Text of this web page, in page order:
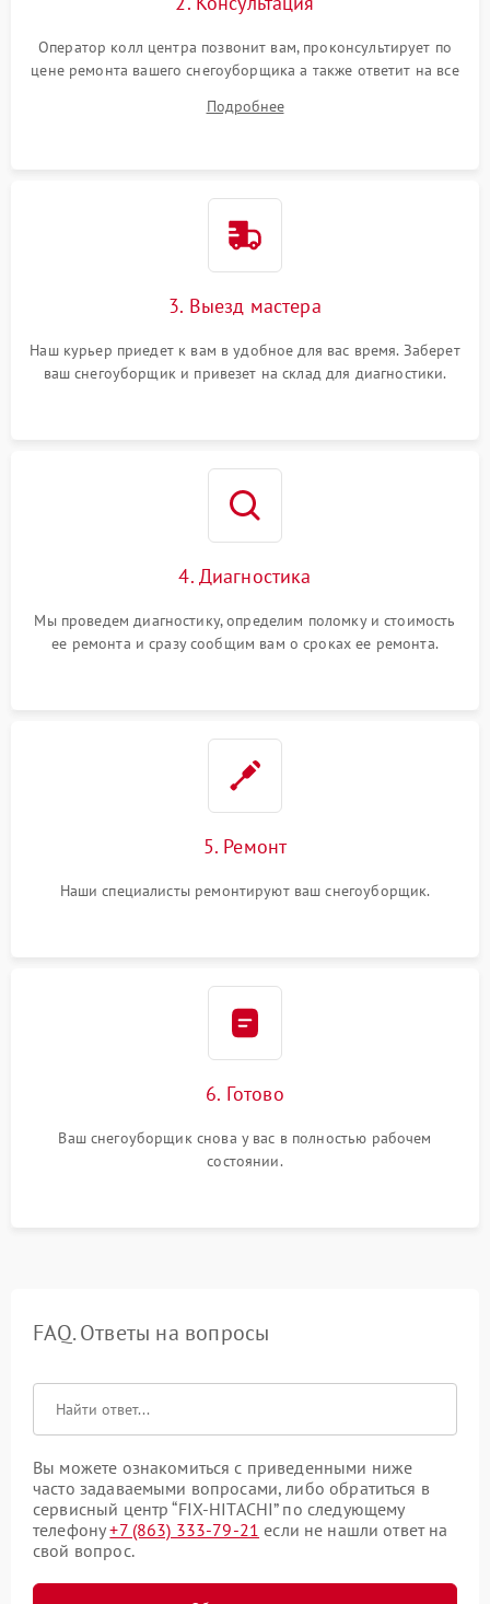
Оператор колл центра позвонит вам, проконсультирует по
цене ремонта вашего снегоуборщика а также ответит на все
Подробнее
3. Выезд мастера
Наш курьер приедет к вам в удобное для вас время. Заберет
ваш снегоуборщик и привезет на склад для диагностики.
4. Диагностика
Мы проведем диагностику, определим поломку и стоимость
ее ремонта и сразу сообщим вам о сроках ее ремонта.
5. Ремонт
Наши специалисты ремонтируют ваш снегоуборщик.
6. Готово
Ваш снегоуборщик снова у вас в полностью рабочем
состоянии.
FAQ. Ответы на вопросы
Вы можете ознакомиться с приведенными ниже
часто задаваемыми вопросами, либо обратиться в
сервисный центр “FIX-HITACHI” по следующему
телефону+7 (863) 333-79-21 если не нашли ответ на
свой вопрос.